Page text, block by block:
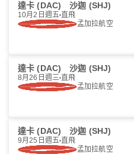
達卡 (DAC) 沙迦 (SHJ)
10月2日週五 直飛
孟加拉航空
達卡 (DAC) 沙迦 (SHJ)
8月26日週三 直飛
孟加拉航空
達卡 (DAC) 沙迦 (SHJ)
9月25日週五 直飛
孟加拉航空